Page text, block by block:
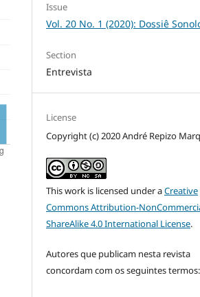
Issue
Vol. 20 No. 1 (2020): Dossiê
Section
Entrevista
License
Copyright (c) 2020 André Repizo
This work is licensed under aCreative
Commons Attribution-
ShareAlike 4.0 International License.
Autores que publicam nesta revista
concordam com os seguintes termos: